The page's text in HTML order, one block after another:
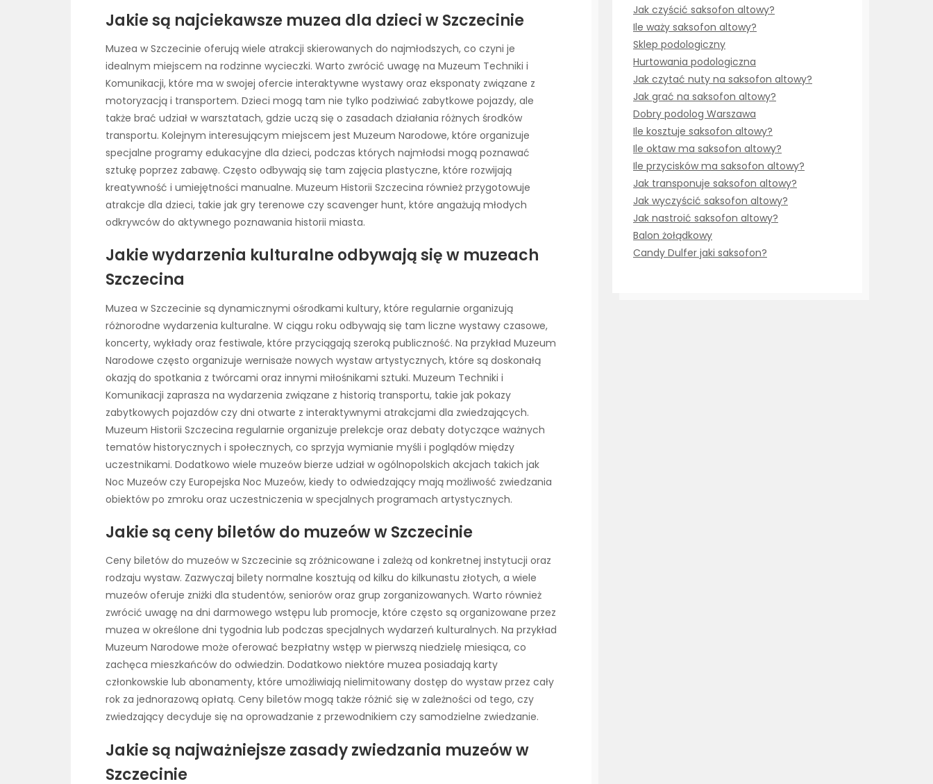
Jakie są najciekawsze muzea dla dzieci w Szczecinie
Muzea w Szczecinie oferują wiele atrakcji skierowanych do najmłodszych, co czyni je
idealnym miejscem na rodzinne wycieczki. Warto zwrócić uwagę na Muzeum Techniki i
Komunikacji, które ma w swojej ofercie interaktywne wystawy oraz eksponaty związane z
motoryzacją i transportem. Dzieci mogą tam nie tylko podziwiać zabytkowe pojazdy, ale
także brać udział w warsztatach, gdzie uczą się o zasadach działania różnych środków
transportu. Kolejnym interesującym miejscem jest Muzeum Narodowe, które organizuje
specjalne programy edukacyjne dla dzieci, podczas których najmłodsi mogą poznawać
sztukę poprzez zabawę. Często odbywają się tam zajęcia plastyczne, które rozwijają
kreatywność i umiejętności manualne. Muzeum Historii Szczecina również przygotowuje
atrakcje dla dzieci, takie jak gry terenowe czy scavenger hunt, które angażują młodych
odkrywców do aktywnego poznawania historii miasta.
Jakie wydarzenia kulturalne odbywają się w muzeach
Szczecina
Muzea w Szczecinie są dynamicznymi ośrodkami kultury, które regularnie organizują
różnorodne wydarzenia kulturalne. W ciągu roku odbywają się tam liczne wystawy czasowe,
koncerty, wykłady oraz festiwale, które przyciągają szeroką publiczność. Na przykład Muzeum
Narodowe często organizuje wernisaże nowych wystaw artystycznych, które są doskonałą
okazją do spotkania z twórcami oraz innymi miłośnikami sztuki. Muzeum Techniki i
Komunikacji zaprasza na wydarzenia związane z historią transportu, takie jak pokazy
zabytkowych pojazdów czy dni otwarte z interaktywnymi atrakcjami dla zwiedzających.
Muzeum Historii Szczecina regularnie organizuje prelekcje oraz debaty dotyczące ważnych
tematów historycznych i społecznych, co sprzyja wymianie myśli i poglądów między
uczestnikami. Dodatkowo wiele muzeów bierze udział w ogólnopolskich akcjach takich jak
Noc Muzeów czy Europejska Noc Muzeów, kiedy to odwiedzający mają możliwość zwiedzania
obiektów po zmroku oraz uczestniczenia w specjalnych programach artystycznych.
Jakie są ceny biletów do muzeów w Szczecinie
Ceny biletów do muzeów w Szczecinie są zróżnicowane i zależą od konkretnej instytucji oraz
rodzaju wystaw. Zazwyczaj bilety normalne kosztują od kilku do kilkunastu złotych, a wiele
muzeów oferuje zniżki dla studentów, seniorów oraz grup zorganizowanych. Warto również
zwrócić uwagę na dni darmowego wstępu lub promocje, które często są organizowane przez
muzea w określone dni tygodnia lub podczas specjalnych wydarzeń kulturalnych. Na przykład
Muzeum Narodowe może oferować bezpłatny wstęp w pierwszą niedzielę miesiąca, co
zachęca mieszkańców do odwiedzin. Dodatkowo niektóre muzea posiadają karty
członkowskie lub abonamenty, które umożliwiają nielimitowany dostęp do wystaw przez cały
rok za jednorazową opłatą. Ceny biletów mogą także różnić się w zależności od tego, czy
zwiedzający decyduje się na oprowadzanie z przewodnikiem czy samodzielne zwiedzanie.
Jakie są najważniejsze zasady zwiedzania muzeów w
Szczecinie
Jak czyścić saksofon altowy?
Ile waży saksofon altowy?
Sklep podologiczny
Hurtowania podologiczna
Jak czytać nuty na saksofon altowy?
Jak grać na saksofon altowy?
Dobry podolog Warszawa
Ile kosztuje saksofon altowy?
Ile oktaw ma saksofon altowy?
Ile przycisków ma saksofon altowy?
Jak transponuje saksofon altowy?
Jak wyczyścić saksofon altowy?
Jak nastroić saksofon altowy?
Balon żołądkowy
Candy Dulfer jaki saksofon?